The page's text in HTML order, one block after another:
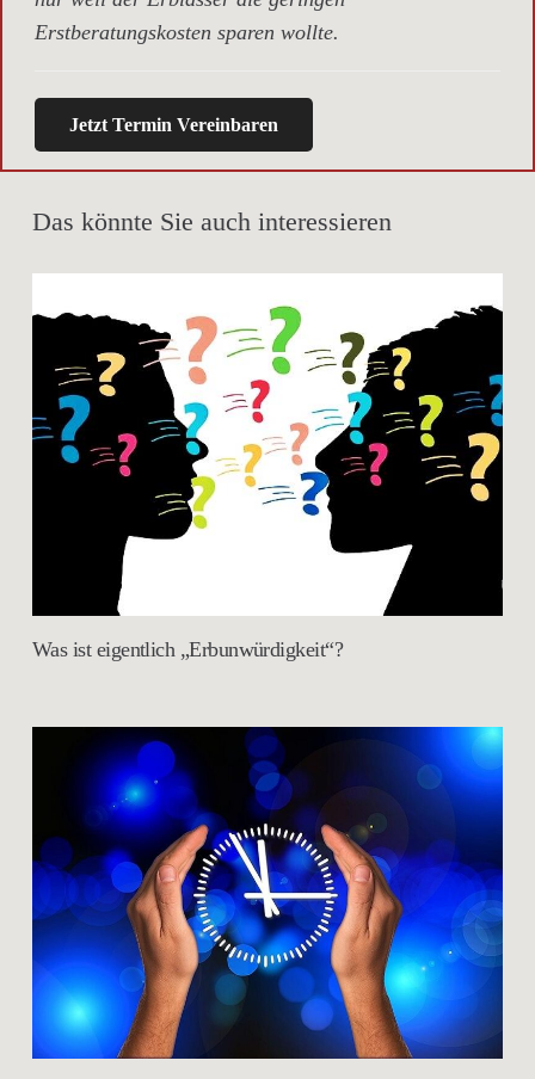
Erstberatungskosten sparen wollte.
Jetzt Termin Vereinbaren
Das könnte Sie auch interessieren
Was ist eigentlich „Erbunwürdigkeit“?